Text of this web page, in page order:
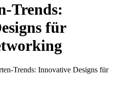
Trends:
für
Trends: Innovative Designs für